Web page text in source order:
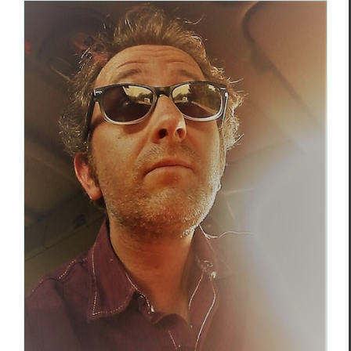
Raphaël Rouxeville,Nuit du rapace
Poèmes Raphaël Rouxeville